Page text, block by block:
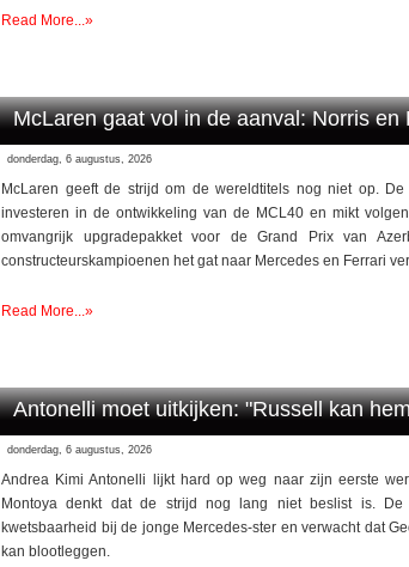
Read More...»
McLaren gaat vol in de aanval: Norris
donderdag, 6 augustus, 2026
McLaren geeft de strijd om de wereldtitels nog niet op.
investeren in de ontwikkeling van de MCL40 en mikt
omvangrijk upgradepakket voor de Grand Prix van
constructeurskampioenen het gat naar Mercedes en Ferrari
Read More...»
Antonelli moet uitkijken: "Russell kan
donderdag, 6 augustus, 2026
Andrea Kimi Antonelli lijkt hard op weg naar zijn eerste
Montoya denkt dat de strijd nog lang niet beslist is. De
kwetsbaarheid bij de jonge Mercedes-ster en verwacht dat
kan blootleggen.